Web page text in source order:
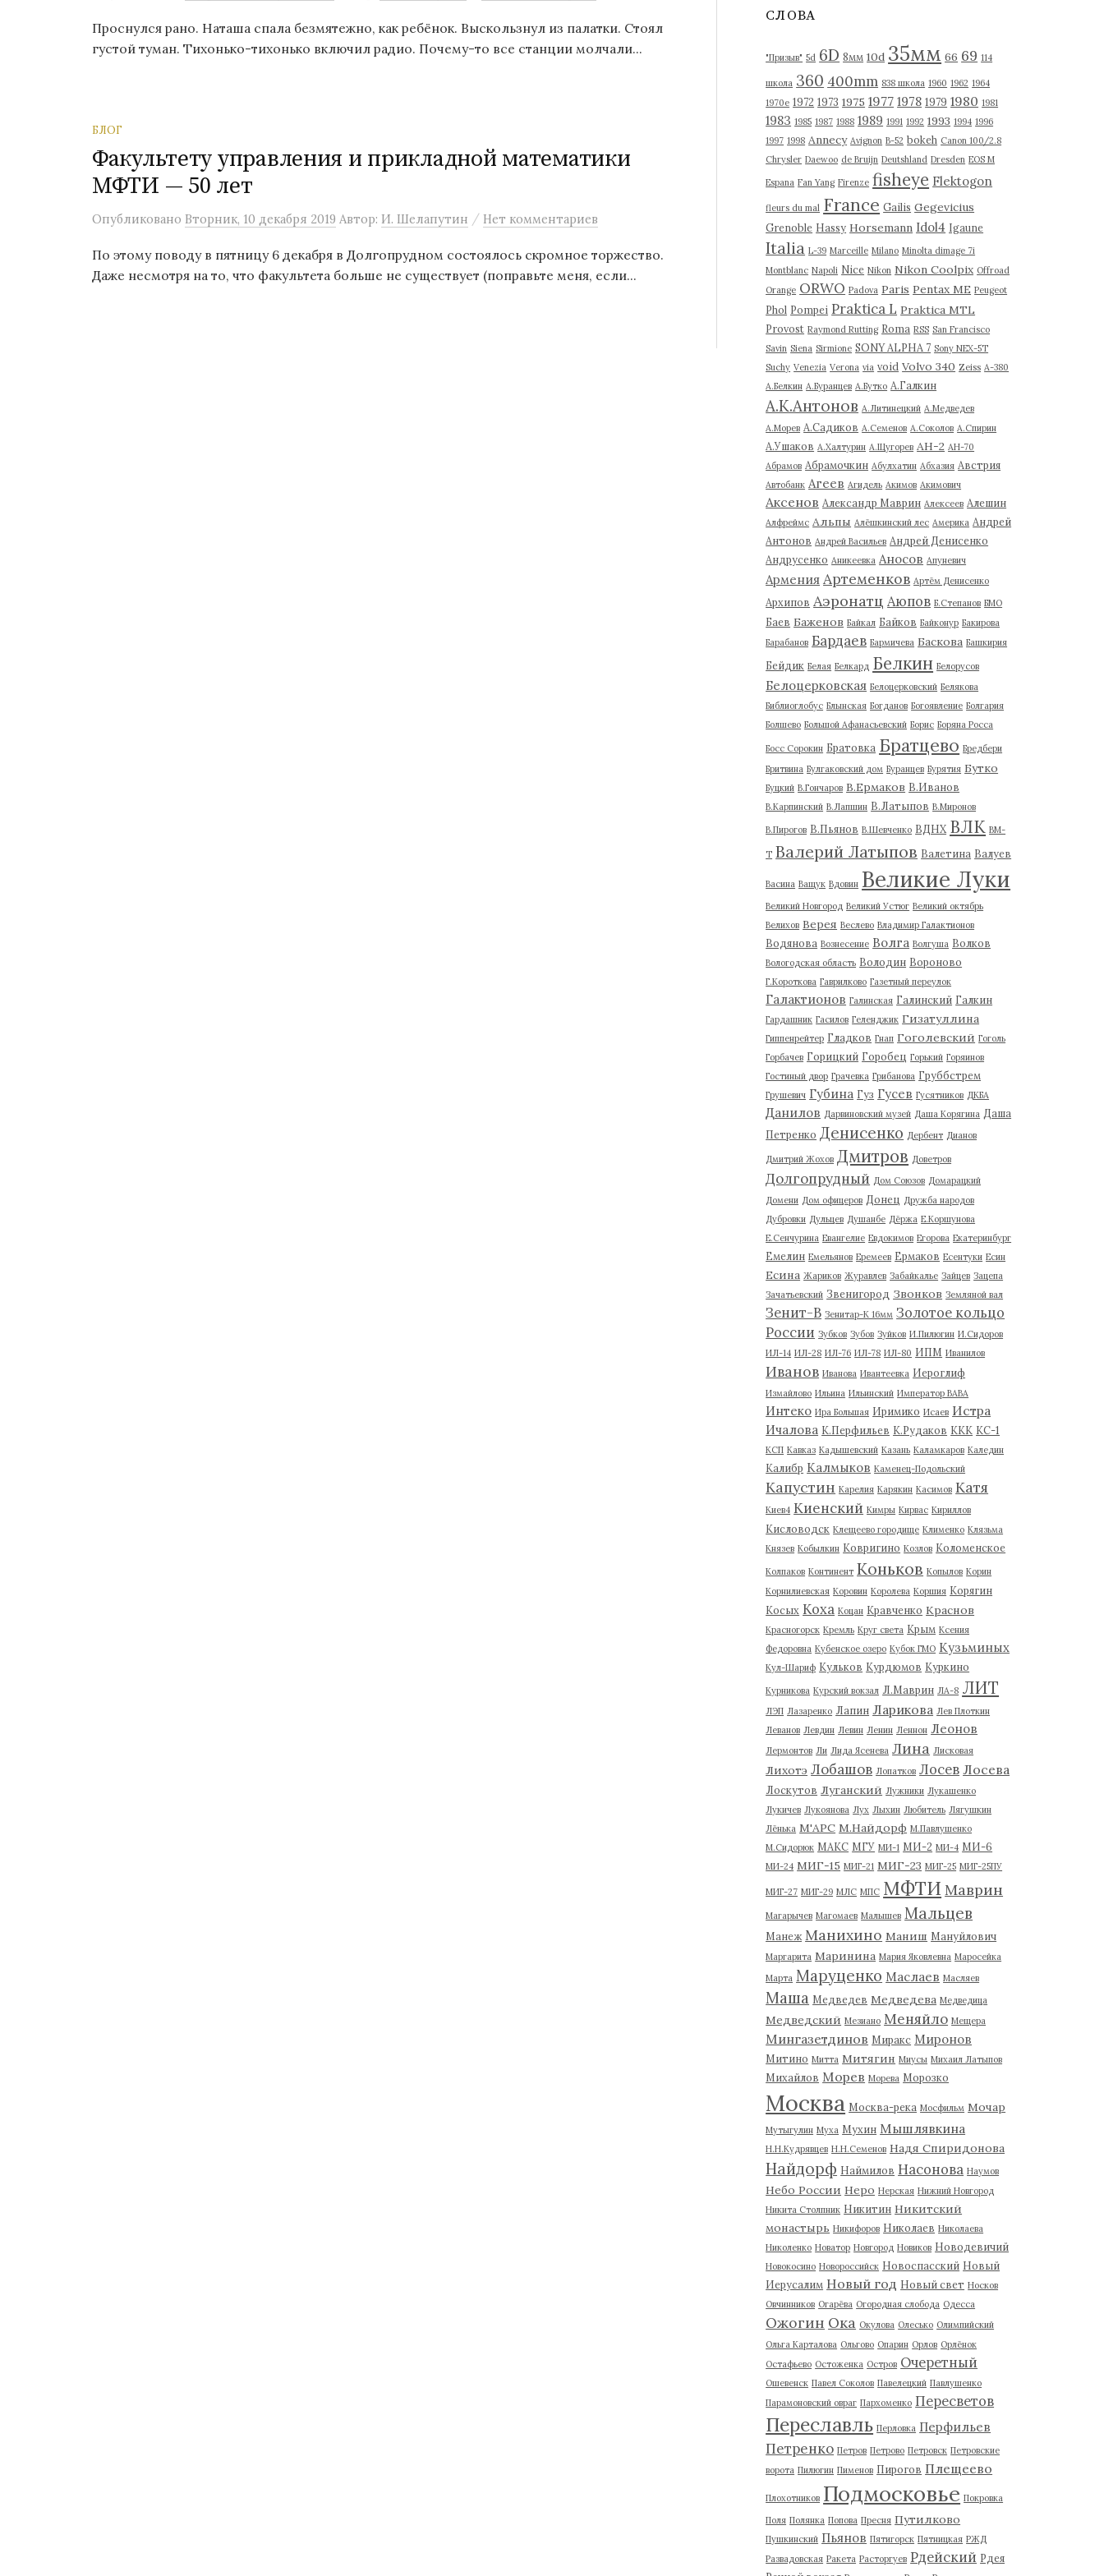
Проснулся рано. Наташа спала безмятежно, как ребёнок. Выскользнул из палатки. Стоял
густой туман. Тихонько-тихонько включил радио. Почему-то все станции молчали...
БЛОГ
Факультету управления и прикладной математики
МФТИ — 50 лет
Опубликовано Вторник, 10 декабря 2019 Автор: И. Шелапутин / Нет комментариев
По этому поводу в пятницу 6 декабря в Долгопрудном состоялось скромное торжество.
Даже несмотря на то, что факультета больше не существует (поправьте меня, если...
в
СЛОВА
"Призыв" 5d 6D 8мм 10d 35мм 66 69 114
школа 360 400mm 838 школа 1960 1962 1964
1970е 1972 1973 1975 1977 1978 1979 1980 1981
1983 1985 1987 1988 1989 1991 1992 1993 1994 1996
1997 1998 Annecy Avignon B-52 bokeh Canon 100/2.8
Chrysler Daewoo de Bruijn Deutshland Dresden EOS M
Espana Fan Yang Firenze fisheye Flektogon
fleurs du mal France Gailis Gegevicius
Grenoble Hassy Horsemann Idol4 Igaune
Italia L-39 Marceille Milano Minolta dimage 7i
Montblanc Napoli Nice Nikon Nikon Coolpix Offroad
Orange ORWO Padova Paris Pentax ME Peugeot
Phol Pompei Praktica L Praktica MTL
Provost Raymond Rutting Roma RSS San Francisco
Savin Siena Sirmione SONY ALPHA 7 Sony NEX-5T
Suchy Venezia Verona via void Volvo 340 Zeiss А-380
А.Белкин А.Буранцев А.Бутко А.Галкин
А.К.Антонов А.Литинецкий А.Медведев
А.Морев А.Садиков А.Семенов А.Соколов А.Спирин
А.Ушаков А.Халтурин А.Щугорев АН-2 АН-70
Абрамов Абрамочкин Абулхатин Абхазия Австрия
Автобанк Агеев Агидель Акимов Акимович
Аксенов Александр Маврин Алексеев Алешин
Алфреймс Альпы Алёшкинский лес Америка Андрей
Антонов Андрей Васильев Андрей Денисенко
Андрусенко Аникеевка Аносов Апуневич
Армения Артеменков Артём Денисенко
Архипов Аэронатц Аюпов Б.Степанов БМО
Баев Баженов Байкал Байков Байконур Бакирова
Барабанов Бардаев Бармичева Баскова Башкирия
Бейдик Белая Белкард Белкин Белорусов
Белоцерковская Белоцерковский Белякова
Библиоглобус Блынская Богданов Богоявление Болгария
Болшево Большой Афанасьевский Борис Боряна Росса
Босс Сорокин Братовка Братцево Бредбери
Бритвина Булгаковский дом Буранцев Бурятия Бутко
Буцкий В.Гончаров В.Ермаков В.Иванов
В.Карпинский В.Лапшин В.Латыпов В.Миронов
В.Пирогов В.Пьянов В.Шевченко ВДНХ ВЛК ВМ-
Т Валерий Латыпов Валетина Валуев
Васина Ващук Вдовин Великие Луки
Великий Новгород Великий Устюг Великий октябрь
Велихов Верея Веслево Владимир Галактионов
Водянова Вознесение Волга Волгуша Волков
Вологодская область Володин Вороново
Г.Короткова Гаврилково Газетный переулок
Галактионов Галинская Галинский Галкин
Гардашник Гасилов Геленджик Гизатуллина
Гиппенрейтер Гладков Гнап Гоголевский Гоголь
Горбачев Горицкий Горобец Горький Горяинов
Гостиный двор Грачевка Грибанова Груббстрем
Грушевич Губина Гуз Гусев Гусятников ДКБА
Данилов Дарвиновский музей Даша Корягина Даша
Петренко Денисенко Дербент Дианов
Дмитрий Жохов Дмитров Доветров
Долгопрудный Дом Союзов Домарацкий
Домени Дом офицеров Донец Дружба народов
Дубровки Дульцев Душанбе Дёржа Е.Коршунова
Е.Сенчурина Евангелие Евдокимов Егорова Екатеринбург
Емелин Емельянов Еремеев Ермаков Есентуки Есин
Есина Жариков Журавлев Забайкалье Зайцев Зацепа
Зачатьевский Звенигород Звонков Земляной вал
Зенит-В Зенитар-К 16мм Золотое кольцо
России Зубков Зубов Зуйков И.Пилюгин И.Сидоров
ИЛ-14 ИЛ-28 ИЛ-76 ИЛ-78 ИЛ-80 ИПМ Иванилов
Иванов Иванова Ивантеевка Иероглиф
Измайлово Ильина Ильинский Император ВАВА
Интеко Ира Большая Иримико Исаев Истра
Ичалова К.Перфильев К.Рудаков ККК КС-1
КСП Кавказ Кадышевский Казань Каламкаров Каледин
Калибр Калмыков Каменец-Подольский
Капустин Карелия Карякин Касимов Катя
Киев4 Киенский Кимры Кирвас Кириллов
Кисловодск Клещеево городище Клименко Клязьма
Князев Кобылкин Ковригино Козлов Коломенское
Колпаков Континент Коньков Копылов Корин
Корнилиевская Коровин Королева Коршия Корягин
Косых Коха Коцан Кравченко Краснов
Красногорск Кремль Круг света Крым Ксения
Федоровна Кубенское озеро Кубок ГМО Кузьминых
Кул-Шариф Кульков Курдюмов Куркино
Курникова Курский вокзал Л.Маврин ЛА-8 ЛИТ
ЛЭП Лазаренко Лапин Ларикова Лев Плоткин
Леванов Левдин Левин Ленин Леннон Леонов
Лермонтов Ли Лида Ясенева Лина Лисковая
Лихотэ Лобашов Лопатков Лосев Лосева
Лоскутов Луганский Лужники Лукашенко
Лукичев Лукоянова Лух Лыхин Любитель Лягушкин
Лёнька М'АРС М.Найдорф М.Павлушенко
М.Сидорюк МАКС МГУ МИ-1 МИ-2 МИ-4 МИ-6
МИ-24 МИГ-15 МИГ-21 МИГ-23 МИГ-25 МИГ-25ПУ
МИГ-27 МИГ-29 МЛС МПС МФТИ Маврин
Магарычев Магомаев Малышев Мальцев
Манеж Манихино Маниш Мануйлович
Маргарита Маринина Мария Яковлевна Маросейка
Марта Маруценко Маслаев Масляев
Маша Медведев Медведева Медведица
Медведский Мезиано Меняйло Мещера
Мингазетдинов Миракс Миронов
Митино Митта Митягин Миусы Михаил Латыпов
Михайлов Морев Морева Морозко
Москва Москва-река Мосфильм Мочар
Мутыгулин Муха Мухин Мышлявкина
Н.Н.Кудрявцев Н.Н.Семенов Надя Спиридонова
Найдорф Наймилов Насонова Наумов
Небо России Неро Нерская Нижний Новгород
Никита Столпник Никитин Никитский
монастырь Никифоров Николаев Николаева
Николенко Новатор Новгород Новиков Новодевичий
Новокосино Новороссийск Новоспасский Новый
Иерусалим Новый год Новый свет Носков
Овчинников Огарёва Огородная слобода Одесса
Ожогин Ока Окулова Олесько Олимпийский
Ольга Карталова Ольгово Опарин Орлов Орлёнок
Остафьево Остоженка Остров Очеретный
Ошевенск Павел Соколов Павелецкий Павлушенко
Парамоновский овраг Пархоменко Пересветов
Переславль Перловка Перфильев
Петренко Петров Петрово Петровск Петровские
ворота Пилюгин Пименов Пирогов Плещеево
Плохотников Подмосковье Покровка
Поля Полянка Попова Пресня Путилково
Пушкинский Пьянов Пятигорск Пятницкая РЖД
Развадовская Ракета Расторгуев Рдейский Рдея